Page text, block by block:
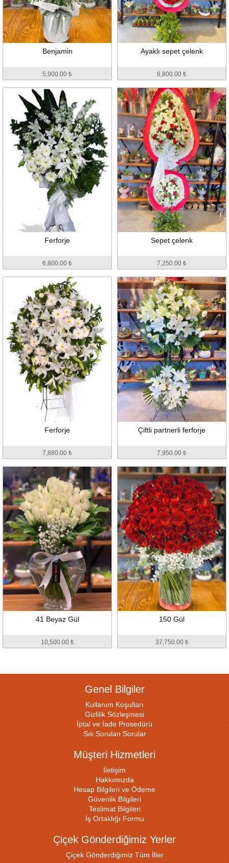
Benjamin
5,900.00 ₺
Ayaklı sepet çelenk
6,800.00 ₺
Ferforje
6,800.00 ₺
Sepet çelenk
7,250.00 ₺
Ferforje
7,880.00 ₺
Çiftli partnerli ferforje
7,950.00 ₺
41 Beyaz Gül
10,500.00 ₺
150 Gül
37,750.00 ₺
Genel Bilgiler
Kullanım Koşulları
Gizlilik Sözleşmesi
İptal ve İade Prosedürü
Sık Sorulan Sorular
Müşteri Hizmetleri
İletişim
Hakkımızda
Hesap Bilgileri ve Ödeme
Güvenlik Bilgileri
Teslimat Bilgileri
İş Ortaklığı Formu
Çiçek Gönderdiğimiz Yerler
Çiçek Gönderdiğimiz Tüm İller